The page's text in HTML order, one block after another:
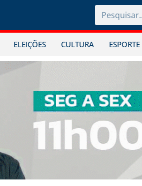
ELEIÇÕES CULTURA ESPORTE